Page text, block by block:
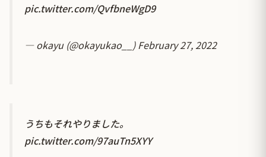
pic.twitter.com/QvfbneWgD9
— okayu (@okayukao__)February 27, 2022
うちもそれやりました。
pic.twitter.com/97auTn5XYY